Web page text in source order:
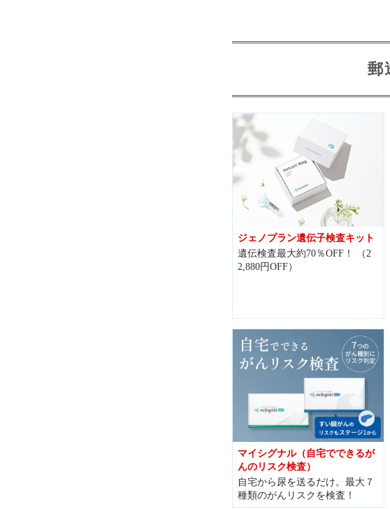
郵
ジェノプラン遺伝子検査キット
遺伝検査最大約70％OFF！ （2
2,880円OFF）
マイシグナル（自宅でできるが
んのリスク検査）
自宅から尿を送るだけ。最大７
種類のがんリスクを検査！